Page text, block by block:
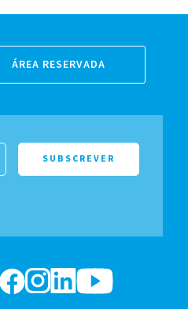
ÁREA RESERVADA